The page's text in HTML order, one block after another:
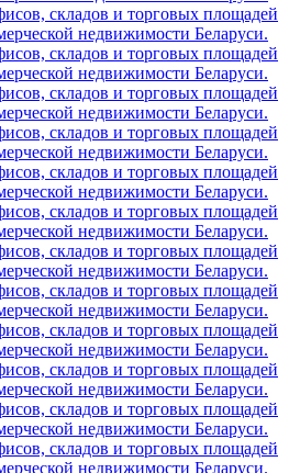
складов и торговых площадей
недвижимости Беларуси.
складов и торговых площадей
недвижимости Беларуси.
складов и торговых площадей
недвижимости Беларуси.
складов и торговых площадей
недвижимости Беларуси.
складов и торговых площадей
недвижимости Беларуси.
складов и торговых площадей
недвижимости Беларуси.
складов и торговых площадей
недвижимости Беларуси.
складов и торговых площадей
недвижимости Беларуси.
складов и торговых площадей
недвижимости Беларуси.
складов и торговых площадей
недвижимости Беларуси.
складов и торговых площадей
недвижимости Беларуси.
складов и торговых площадей
недвижимости Беларуси.